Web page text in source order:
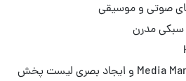
صوتی و موسیقی
سبکی مدرن